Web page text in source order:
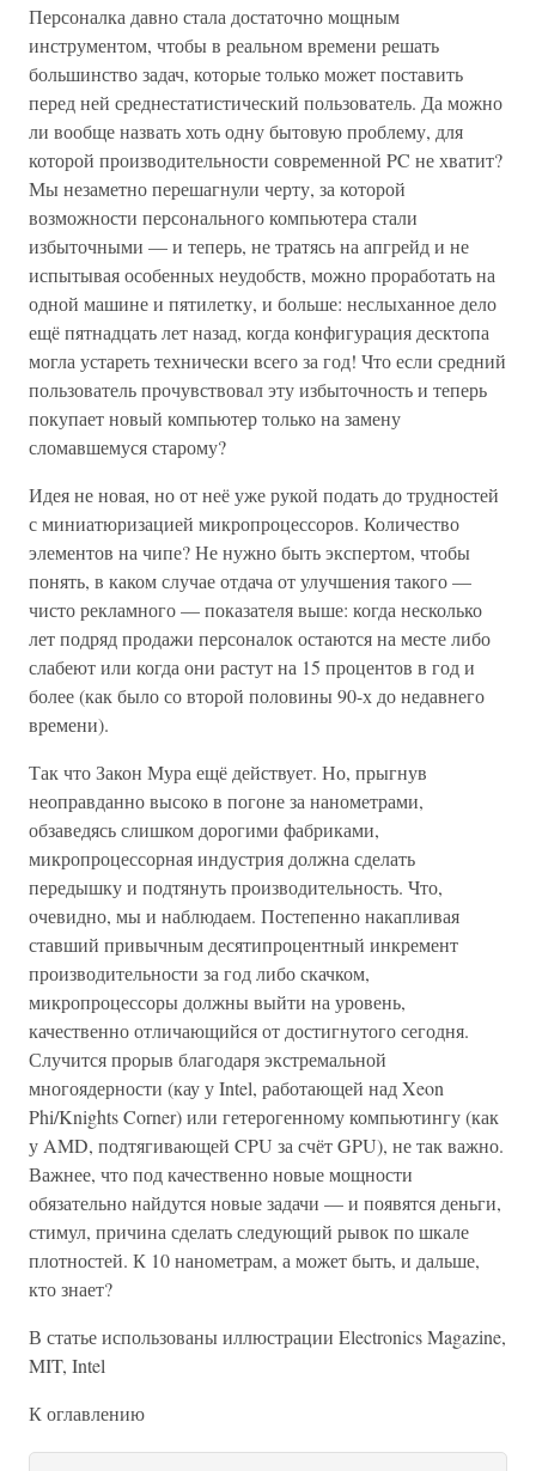
Персоналка давно стала достаточно мощным
инструментом, чтобы в реальном времени решать
большинство задач, которые только может поставить
перед ней среднестатистический пользователь. Да можно
ли вообще назвать хоть одну бытовую проблему, для
которой производительности современной PC не хватит?
Мы незаметно перешагнули черту, за которой
возможности персонального компьютера стали
избыточными — и теперь, не тратясь на апгрейд и не
испытывая особенных неудобств, можно проработать на
одной машине и пятилетку, и больше: неслыханное дело
ещё пятнадцать лет назад, когда конфигурация десктопа
могла устареть технически всего за год! Что если средний
пользователь прочувствовал эту избыточность и теперь
покупает новый компьютер только на замену
сломавшемуся старому?
Идея не новая, но от неё уже рукой подать до трудностей
с миниатюризацией микропроцессоров. Количество
элементов на чипе? Не нужно быть экспертом, чтобы
понять, в каком случае отдача от улучшения такого —
чисто рекламного — показателя выше: когда несколько
лет подряд продажи персоналок остаются на месте либо
слабеют или когда они растут на 15 процентов в год и
более (как было со второй половины 90-х до недавнего
времени).
Так что Закон Мура ещё действует. Но, прыгнув
неоправданно высоко в погоне за нанометрами,
обзаведясь слишком дорогими фабриками,
микропроцессорная индустрия должна сделать
передышку и подтянуть производительность. Что,
очевидно, мы и наблюдаем. Постепенно накапливая
ставший привычным десятипроцентный инкремент
производительности за год либо скачком,
микропроцессоры должны выйти на уровень,
качественно отличающийся от достигнутого сегодня.
Случится прорыв благодаря экстремальной
многоядерности (кау у Intel, работающей над Xeon
Phi/Knights Corner) или гетерогенному компьютингу (как
у AMD, подтягивающей CPU за счёт GPU), не так важно.
Важнее, что под качественно новые мощности
обязательно найдутся новые задачи — и появятся деньги,
стимул, причина сделать следующий рывок по шкале
плотностей. К 10 нанометрам, а может быть, и дальше,
кто знает?
В статье использованы иллюстрации Electronics Magazine,
MIT, Intel
К оглавлению